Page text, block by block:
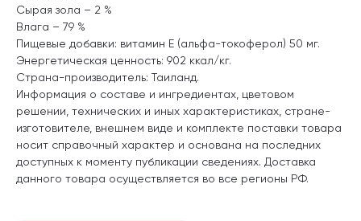
Сырая зола – 2 %
Влага – 79 %
Пищевые добавки: витамин Е (альфа-токоферол) 50 мг.
Энергетическая ценность: 902 ккал/кг.
Страна-производитель: Таиланд.
Информация о составе и ингредиентах, цветовом
решении, технических и иных характеристиках, стране-
изготовителе, внешнем виде и комплекте поставки товара
носит справочный характер и основана на последних
доступных к моменту публикации сведениях. Доставка
данного товара осуществляется во все регионы РФ.